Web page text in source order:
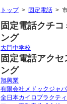
トップ> 固定電話 >
固定電話クチコ
ング
大門中学校
固定電話アクセ
ング
旭興業
有限会社メドックジャ
全日本カイロプラクテ